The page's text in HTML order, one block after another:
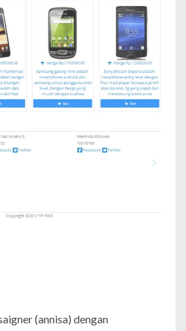
(annisa) dengan